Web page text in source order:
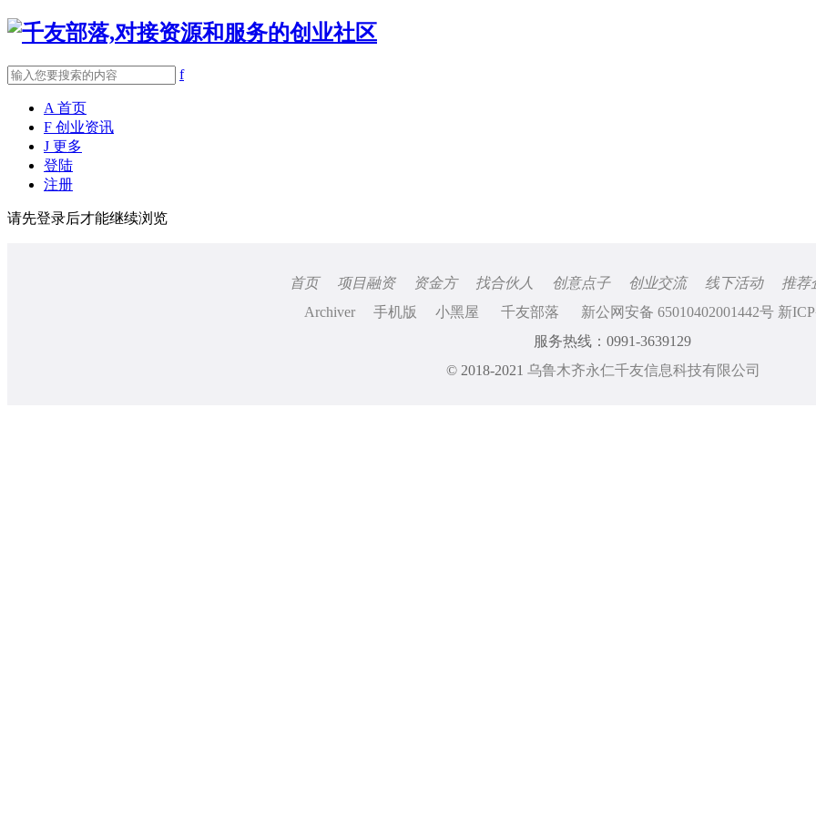
f
A 首页
F 创业资讯
J 更多
登陆
注册
请先登录后才能继续浏览
首页 项目融资 资金方 找合伙人 创意点子 创业交流 线下活动
推荐
Archiver
手机版 小黑屋 千友部落
新公网安备 65010402001442号 新
服务热线：0991-3639129
© 2018-2021 乌鲁木齐永仁千友信息科技有限公司